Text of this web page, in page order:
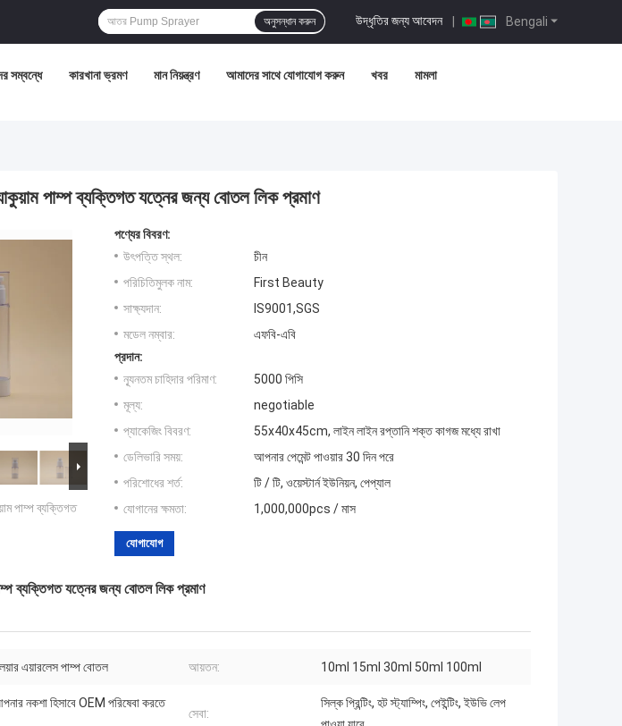
Bengali
উদ্ধৃতির জন্য আবেদন |
অনুসন্ধান করুন
সম্বন্ধে কারখানা ভ্রমণ মান নিয়ন্ত্রণ আমাদের সাথে যোগাযোগ করুন খবর মামলা
পাম্প ব্যক্তিগত যত্নের জন্য বোতল লিক প্রমাণ
পাম্প ব্যক্তিগত
পণ্যের বিবরণ:
উৎপত্তি স্থল:
চীন
পরিচিতিমুলক নাম:
First Beauty
সাক্ষ্যদান:
IS9001,SGS
মডেল নম্বার:
এফবি-এবি
প্রদান:
ন্যূনতম চাহিদার পরিমাণ:
5000 পিসি
মূল্য:
negotiable
প্যাকেজিং বিবরণ:
55x40x45cm, লাইন লাইন রপ্তানি শক্ত কাগজ মধ্যে রাখা
ডেলিভারি সময়:
আপনার পেমেন্ট পাওয়ার 30 দিন পরে
পরিশোধের শর্ত:
টি / টি, ওয়েস্টার্ন ইউনিয়ন, পেপ্যাল
যোগানের ক্ষমতা:
1,000,000pcs / মাস
যোগাযোগ
ব্যক্তিগত যত্নের জন্য বোতল লিক প্রমাণ
এয়ারলেস পাম্প বোতল আয়তন: 10ml 15ml 30ml 50ml 100ml
নকশা হিসাবে OEM পরিষেবা করতে
সেবা:
সিল্ক প্রিন্টিং, হট স্ট্যাম্পিং, পেইন্টিং, ইউভি লেপ